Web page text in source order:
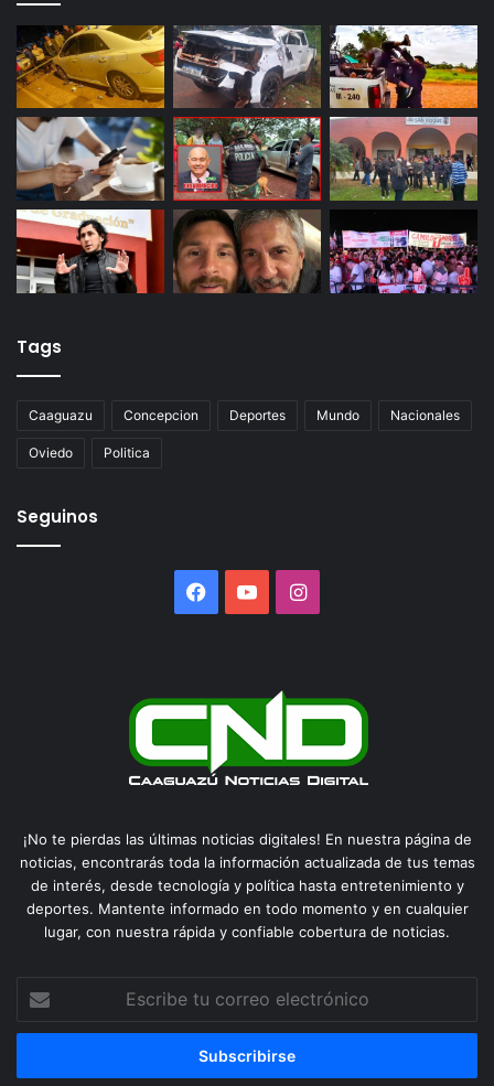
Tags
Caaguazu Concepcion Deportes Mundo Nacionales
Oviedo Politica
Seguinos
FacebookYouTubeInstagram
¡No te pierdas las últimas noticias digitales! En nuestra página de
noticias, encontrarás toda la información actualizada de tus temas
de interés, desde tecnología y política hasta entretenimiento y
deportes. Mantente informado en todo momento y en cualquier
lugar, con nuestra rápida y confiable cobertura de noticias.
tu
correo